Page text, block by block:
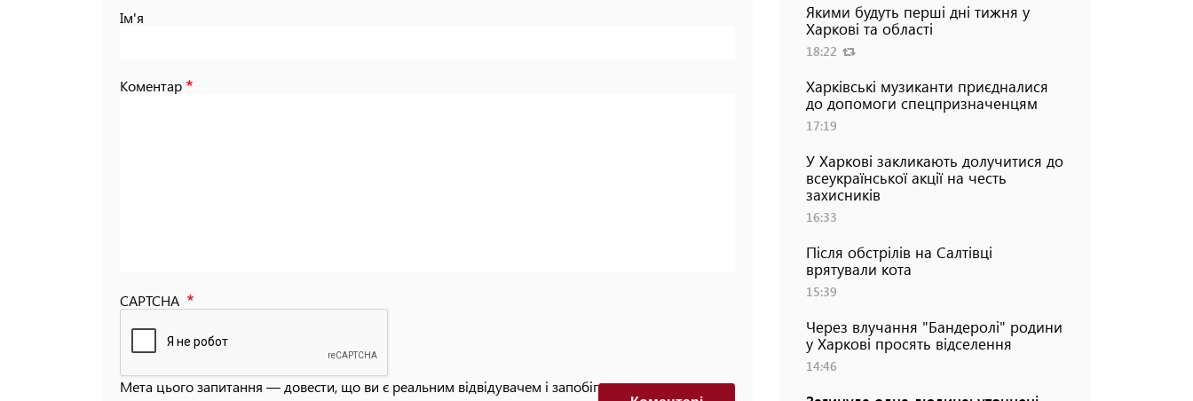
Ім'я
Коментар
CAPTCHA
Мета цього запитання — довести, що ви є реальним відвідувачем і запобігти автоматизованим
Якими будуть перші дні тижня у
Харкові та області
18:22
Харківські музиканти приєдналися
до допомоги спецпризначенцям
17:19
У Харкові закликають долучитися до
всеукраїнської акції на честь
захисників
16:33
Після обстрілів на Салтівці
врятували кота
15:39
Через влучання "Бандеролі" родини
у Харкові просять відселення
14:46